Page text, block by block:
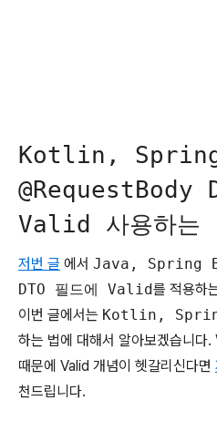
Kotlin, Spring
@RequestBody
Valid 사용하는
저번 글 에서 Java, Spring
DTO 필드에 Valid를 적용하
이번 글에서는 Kotlin,
하는 법에 대해서 알아보겠습니다.
때문에 Valid 개념이 헷갈리신다면
천드립니다.